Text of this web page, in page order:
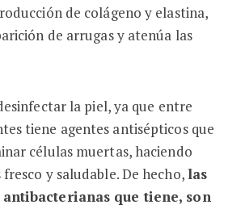
de colágeno y elastina,
de arrugas y atenúa las
la piel, ya que entre
tiene agentes antisépticos que
células muertas, haciendo
y saludable. De hecho,las
que tiene, son